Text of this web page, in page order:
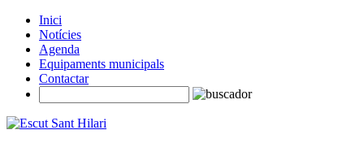
Inici
Notícies
Agenda
Equipaments municipals
Contactar